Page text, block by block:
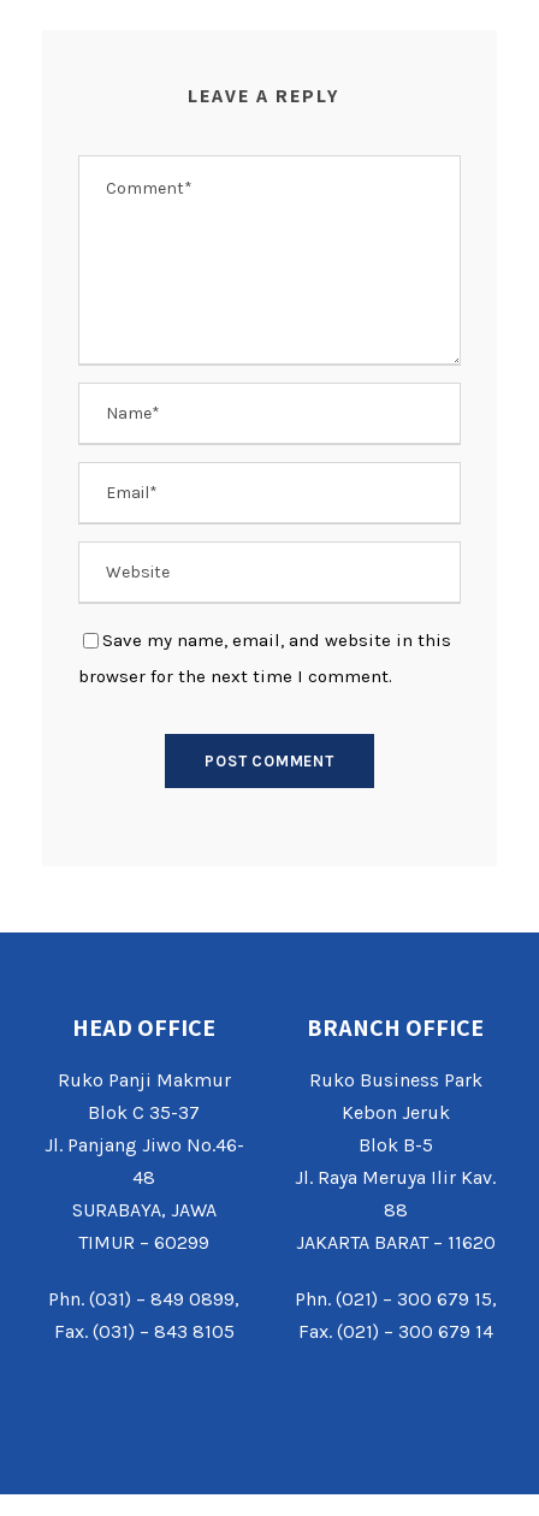
LEAVE A REPLY
Save my name, email, and website in this
browser for the next time I comment.
HEAD OFFICE
Ruko Panji Makmur
Blok C 35-37
Jl. Panjang Jiwo No.46-
48
SURABAYA, JAWA
TIMUR – 60299
Phn. (031) – 849 0899,
Fax. (031) – 843 8105
BRANCH OFFICE
Ruko Business Park
Kebon Jeruk
Blok B-5
Jl. Raya Meruya Ilir Kav.
88
JAKARTA BARAT – 11620
Phn. (021) – 300 679 15,
Fax. (021) – 300 679 14